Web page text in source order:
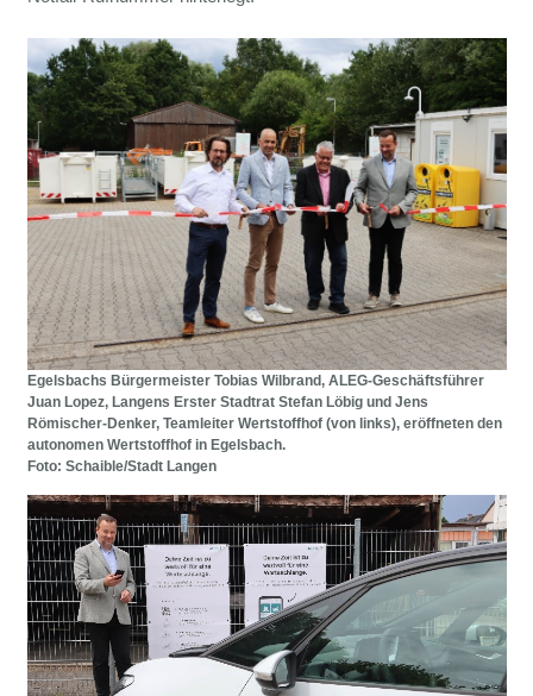
Egelsbachs Bürgermeister Tobias Wilbrand, ALEG-Geschäftsführer
Juan Lopez, Langens Erster Stadtrat Stefan Löbig und Jens
Römischer-Denker, Teamleiter Wertstoffhof (von links), eröffneten den
autonomen Wertstoffhof in Egelsbach.
Foto: Schaible/Stadt Langen